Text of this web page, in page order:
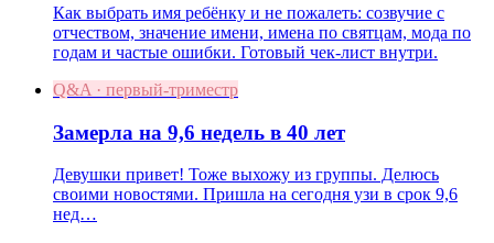
Как выбрать имя ребёнку и не пожалеть: созвучие с
отчеством, значение имени, имена по святцам, мода по
годам и частые ошибки. Готовый чек-лист внутри.
Q&A · первый-триместр
Замерла на 9,6 недель в 40 лет
Девушки привет! Тоже выхожу из группы. Делюсь
своими новостями. Пришла на сегодня узи в срок 9,6
нед…